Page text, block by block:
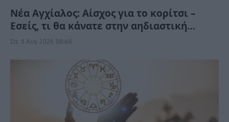
Νέα Αγχίαλος: Αίσχος για το κορίτσι –
Εσείς, τι θα κάνατε στην αηδιαστική
υπόθεση με τον γείτονα αν ήταν η δική
Σα, 8 Αυγ 2026 08:46